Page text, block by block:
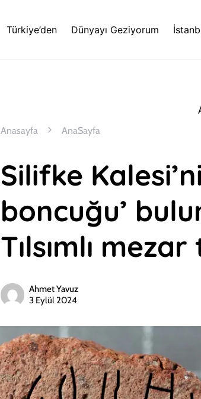
Türkiye’den Dünyayı Geziyorum
Anasayfa AnaSayfa
Silifke
boncuğu’
Tılsımlı
Ahmet Yavuz
3 Eylül 2024